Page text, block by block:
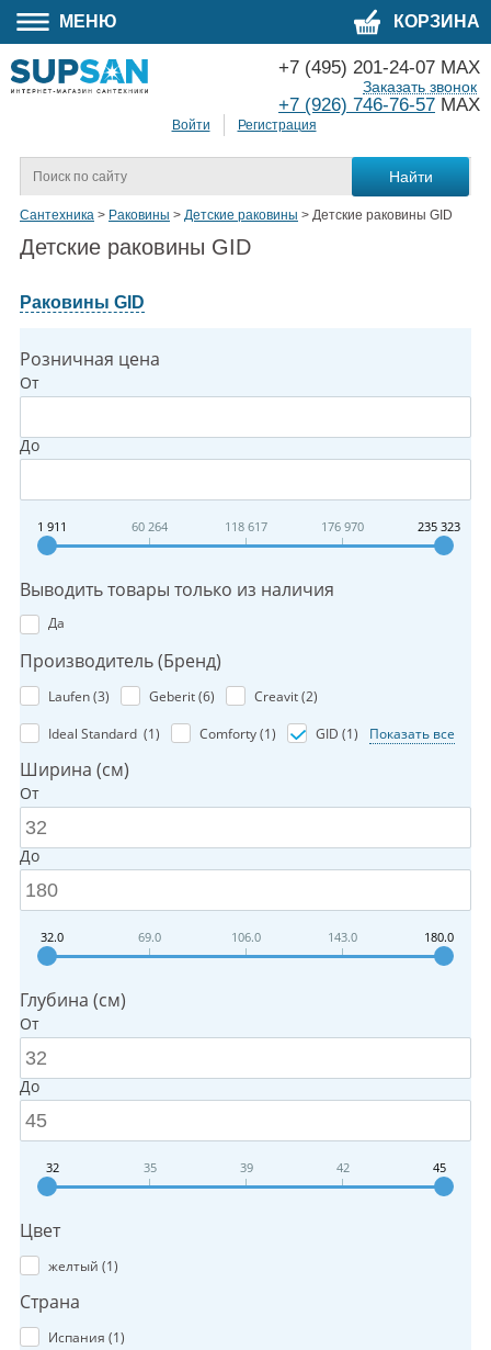
МЕНЮ КОРЗИНА
Войти Регистрация
+7 (495) 201-24-07 MAX
+7 (926) 746-76-57 MAX
Заказать звонок
Сантехника > Раковины > Детские раковины > Детские раковины GID
Детские раковины GID
Раковины GID
Розничная цена
От
До
1 911 60 264 118 617 176 970 235 323
Выводить товары только из наличия
Да
Производитель (Бренд)
Laufen (3) Geberit (6) Creavit (2)
Ideal Standard (1) Comforty (1) GID (1) Показать все
Ширина (см)
От
До
32.0 69.0 106.0 143.0 180.0
Глубина (см)
От
До
32 35 39 42 45
Цвет
желтый (1)
Страна
Испания (1)